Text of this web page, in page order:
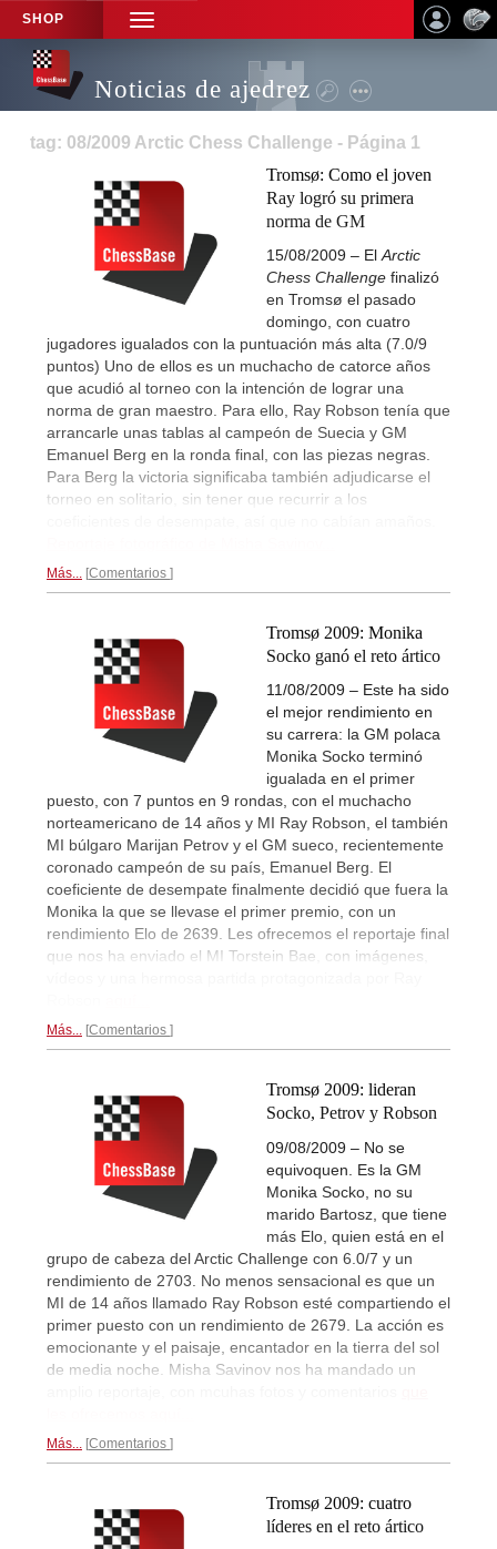
SHOP
TOGGLE
NAVIGATION
Noticias de ajedrez
tag: 08/2009 Arctic Chess Challenge - Página 1
Tromsø: Como el joven
Ray logró su primera
norma de GM
15/08/2009 – El Arctic
Chess Challenge finalizó
en Tromsø el pasado
domingo, con cuatro
jugadores igualados con la puntuación más alta (7.0/9
puntos) Uno de ellos es un muchacho de catorce años
que acudió al torneo con la intención de lograr una
norma de gran maestro. Para ello, Ray Robson tenía que
arrancarle unas tablas al campeón de Suecia y GM
Emanuel Berg en la ronda final, con las piezas negras.
Para Berg la victoria significaba también adjudicarse el
torneo en solitario, sin tener que recurrir a los
Más... Comentarios
Tromsø 2009: Monika
Socko ganó el reto ártico
11/08/2009 – Este ha sido
el mejor rendimiento en
su carrera: la GM polaca
Monika Socko terminó
igualada en el primer
puesto, con 7 puntos en 9 rondas, con el muchacho
norteamericano de 14 años y MI Ray Robson, el también
MI búlgaro Marijan Petrov y el GM sueco, recientemente
coronado campeón de su país, Emanuel Berg. El
coeficiente de desempate finalmente decidió que fuera la
Monika la que se llevase el primer premio, con un
rendimiento Elo de 2639. Les ofrecemos el reportaje final
que nos ha enviado el MI Torstein Bae, con imágenes,
Más... Comentarios
Tromsø 2009: lideran
Socko, Petrov y Robson
09/08/2009 – No se
equivoquen. Es la GM
Monika Socko, no su
marido Bartosz, que tiene
más Elo, quien está en el
grupo de cabeza del Arctic Challenge con 6.0/7 y un
rendimiento de 2703. No menos sensacional es que un
MI de 14 años llamado Ray Robson esté compartiendo el
primer puesto con un rendimiento de 2679. La acción es
emocionante y el paisaje, encantador en la tierra del sol
de media noche. Misha Savinov nos ha mandado un
Más... Comentarios
Tromsø 2009: cuatro
líderes en el reto ártico